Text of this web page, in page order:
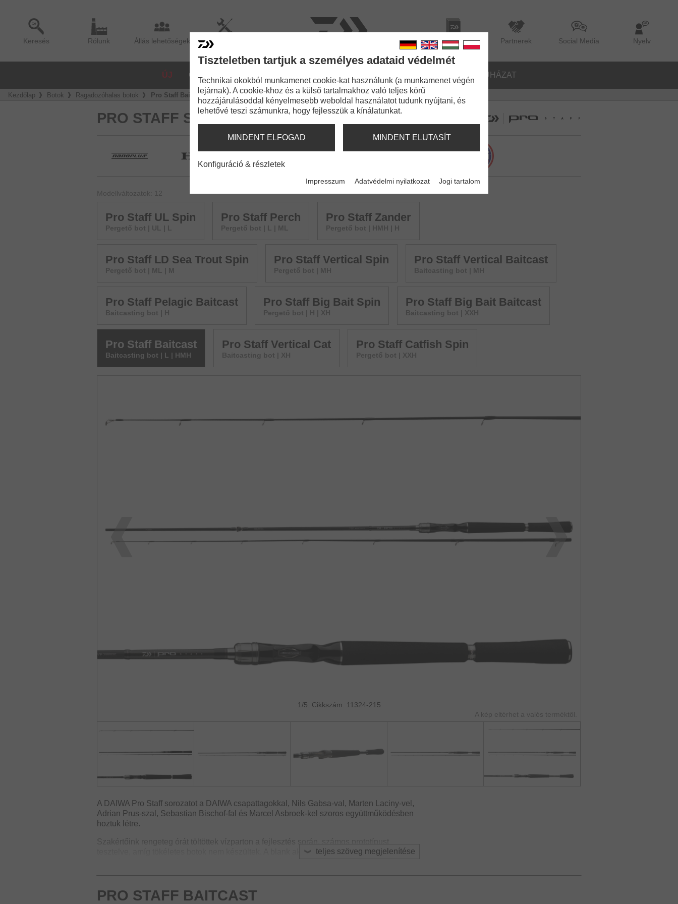
Keresés Rólunk Állás lehetőségek Katalógus Partnerek Social Media Nyelv
ÚJ ORSÓK BOTOK APRÓCIKKEK KIEGÉSZÍTŐK RUHÁZAT
Kezdőlap Botok Ragadozóhalas botok Pro Staff Baitcast
PRO STAFF SPINNING
Modellváltozatok: 12
Pro Staff UL Spin
Pergető bot | UL | L
Pro Staff Perch
Pergető bot | L | ML
Pro Staff Zander
Pergető bot | HMH | H
Pro Staff LD Sea Trout Spin
Pergető bot | ML | M
Pro Staff Vertical Spin
Pergető bot | MH
Pro Staff Vertical Baitcast
Baitcasting bot | MH
Pro Staff Pelagic Baitcast
Baitcasting bot | H
Pro Staff Big Bait Spin
Pergető bot | H | XH
Pro Staff Big Bait Baitcast
Baitcasting bot | XXH
Pro Staff Baitcast
Baitcasting bot | L | HMH
Pro Staff Vertical Cat
Baitcasting bot | XH
Pro Staff Catfish Spin
Pergető bot | XXH
1/5: Cikkszám. 11324-215
A kép eltérhet a valós terméktől.
teljes szöveg megjelenítése
A DAIWA Pro Staff sorozatot a DAIWA csapattagokkal, Nils Gabsa-val, Marten Laciny-vel,
Adrian Prus-szal, Sebastian Bischof-fal és Marcel Asbroek-kel szoros együttműködésben
hoztuk létre.
Szakértőink rengeteg órát töltöttek vízparton a fejlesztés során, számos prototípust
tesztelve, amíg tökéletes botok nem készültek. A blank akcióját, a felhasznált
csúcstechnológiát építettünk be.
PRO STAFF BAITCAST
Tiszteletben tartjuk a személyes adataid védelmét
Technikai okokból munkamenet cookie-kat használunk (a munkamenet végén
lejárnak). A cookie-khoz és a külső tartalmakhoz való teljes körű
hozzájárulásoddal kényelmesebb weboldal használatot tudunk nyújtani, és
lehetővé teszi számunkra, hogy fejlesszük a kínálatunkat.
MINDENT ELFOGAD MINDENT ELUTASÍT
Konfiguráció & részletek
Impresszum Adatvédelmi nyilatkozat Jogi tartalom